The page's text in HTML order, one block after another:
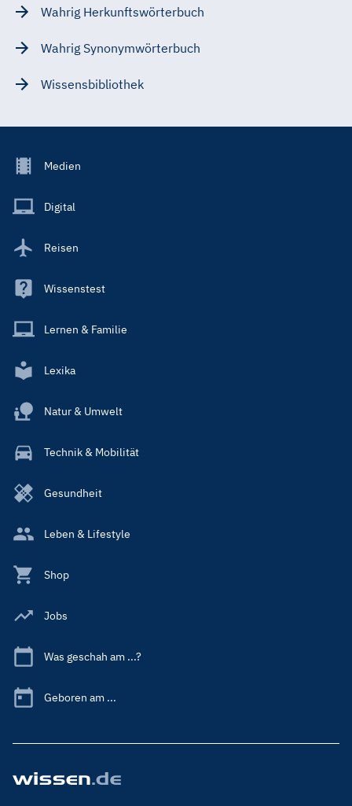
Wahrig Herkunftswörterbuch
Wahrig Synonymwörterbuch
Wissensbibliothek
Footer
Main
Medien
Digital
Reisen
Wissenstest
Lernen & Familie
Lexika
Natur & Umwelt
Technik & Mobilität
Gesundheit
Leben & Lifestyle
Shop
Jobs
Was geschah am ...?
Geboren am ...